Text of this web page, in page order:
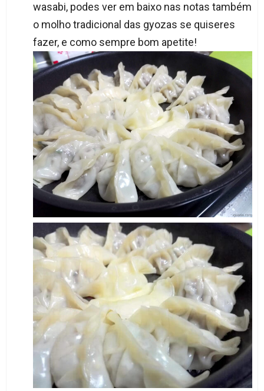
wasabi, podes ver em baixo nas notas também
o molho tradicional das gyozas se quiseres
fazer, e como sempre bom apetite!